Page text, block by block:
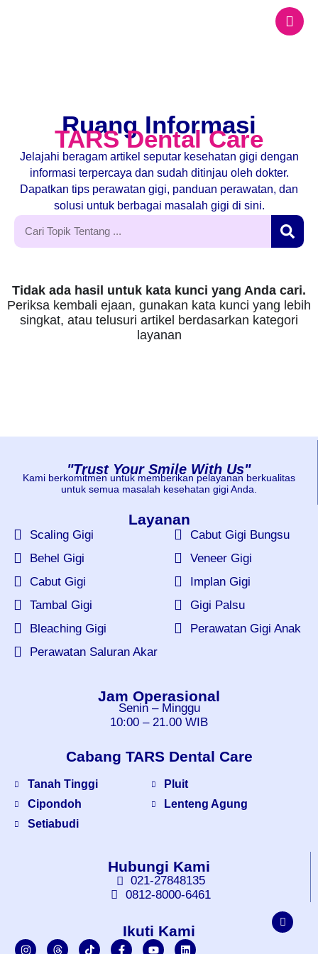
Ruang Informasi
TARS Dental Care
Jelajahi beragam artikel seputar kesehatan gigi dengan
informasi terpercaya dan sudah ditinjau oleh dokter.
Dapatkan tips perawatan gigi, panduan perawatan, dan
solusi untuk berbagai masalah gigi di sini.
Tidak ada hasil untuk kata kunci yang Anda cari.
Periksa kembali ejaan, gunakan kata kunci yang lebih
singkat, atau telusuri artikel berdasarkan kategori
layanan
"Trust Your Smile With Us"
Kami berkomitmen untuk memberikan pelayanan berkualitas
untuk semua masalah kesehatan gigi Anda.
Layanan
Scaling Gigi
Behel Gigi
Cabut Gigi
Tambal Gigi
Bleaching Gigi
Perawatan Saluran Akar
Cabut Gigi Bungsu
Veneer Gigi
Implan Gigi
Gigi Palsu
Perawatan Gigi Anak
Jam Operasional
Senin – Minggu
10:00 – 21.00 WIB
Cabang TARS Dental Care
Tanah Tinggi
Cipondoh
Setiabudi
Pluit
Lenteng Agung
Hubungi Kami
021-27848135
0812-8000-6461
Ikuti Kami